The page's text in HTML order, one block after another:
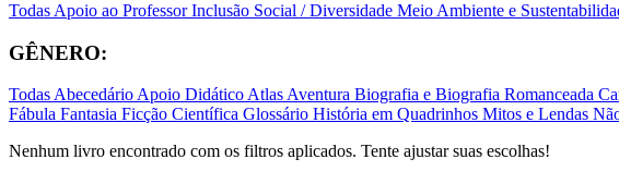
Todas Apoio ao ProfessorInclusão Social / Diversidade Meio Ambiente e
GÊNERO:
TodasAbecedárioApoio DidáticoAtlasAventura Biografia e Biografia Romanceada
Fábula Fantasia Ficção Científica Glossário História em Quadrinhos Mitos e Lendas
Nenhum livro encontrado com os filtros aplicados. Tente ajustar suas escolhas!